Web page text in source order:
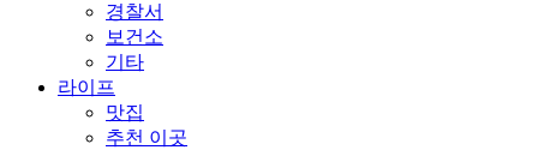
경찰서
보건소
기타
라이프
맛집
추천 이곳